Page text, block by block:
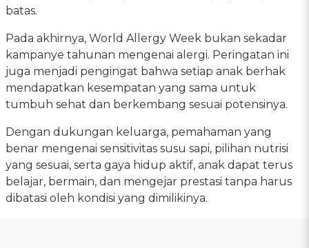
batas.
Pada akhirnya, World Allergy Week bukan sekadar
kampanye tahunan mengenai alergi. Peringatan ini
juga menjadi pengingat bahwa setiap anak berhak
mendapatkan kesempatan yang sama untuk
tumbuh sehat dan berkembang sesuai potensinya.
Dengan dukungan keluarga, pemahaman yang
benar mengenai sensitivitas susu sapi, pilihan nutrisi
yang sesuai, serta gaya hidup aktif, anak dapat terus
belajar, bermain, dan mengejar prestasi tanpa harus
dibatasi oleh kondisi yang dimilikinya.